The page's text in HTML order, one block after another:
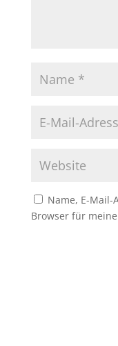
Name, E-Mail-
Browser für